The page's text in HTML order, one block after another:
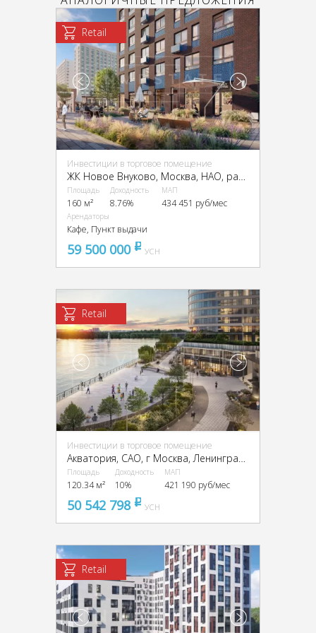
Retail
Инвестиции в торговое помещение
ЖК Новое Внуково, Москва, НАО, район Внуково, Аэростатная ул., 6к5
Площадь
160 м²
Доходность
8.76%
МАП
434 451 руб/мес
Арендаторы
Кафе, Пункт выдачи
59 500 000 pуб
УСН
Retail
Инвестиции в торговое помещение
Площадь
120.34 м²
Доходность
10%
МАП
421 190 руб/мес
50 542 798 pуб
УСН
Retail